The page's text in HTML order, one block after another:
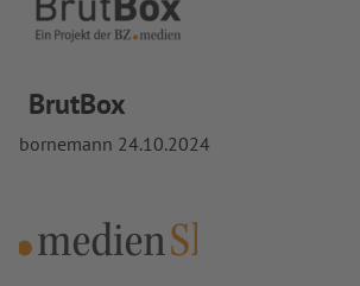
BrutBox
bornemann 24.10.2024